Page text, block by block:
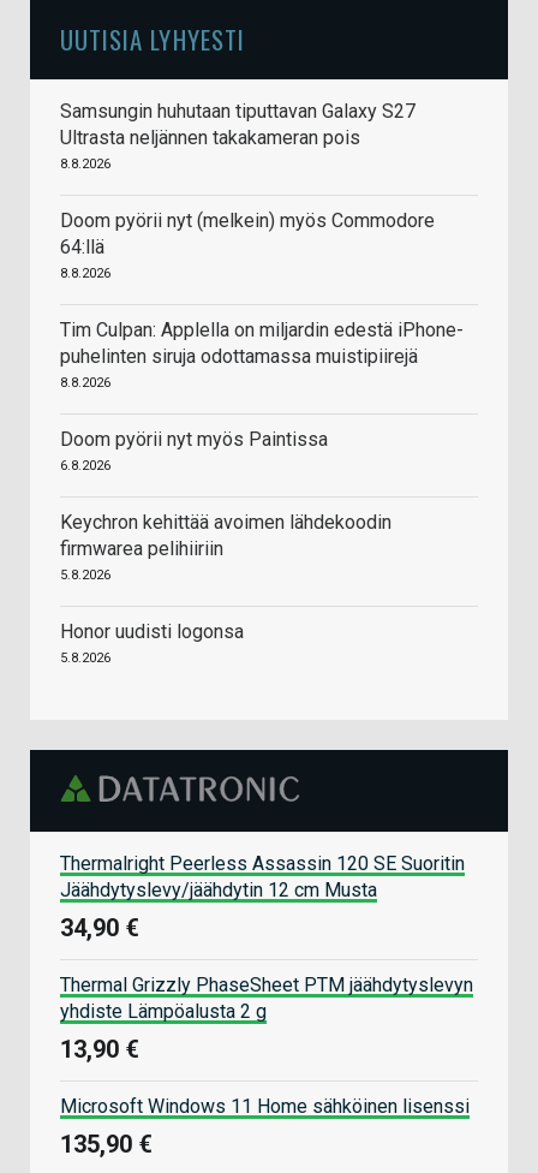
UUTISIA LYHYESTI
Samsungin huhutaan tiputtavan Galaxy S27
Ultrasta neljännen takakameran pois
8.8.2026
Doom pyörii nyt (melkein) myös Commodore
64:llä
8.8.2026
Tim Culpan: Applella on miljardin edestä iPhone-
puhelinten siruja odottamassa muistipiirejä
8.8.2026
Doom pyörii nyt myös Paintissa
6.8.2026
Keychron kehittää avoimen lähdekoodin
firmwarea pelihiiriin
5.8.2026
Honor uudisti logonsa
5.8.2026
Thermalright Peerless Assassin 120 SE Suoritin
Jäähdytyslevy/jäähdytin 12 cm Musta
34,90 €
Thermal Grizzly PhaseSheet PTM jäähdytyslevyn
yhdiste Lämpöalusta 2 g
13,90 €
Microsoft Windows 11 Home sähköinen lisenssi
135,90 €